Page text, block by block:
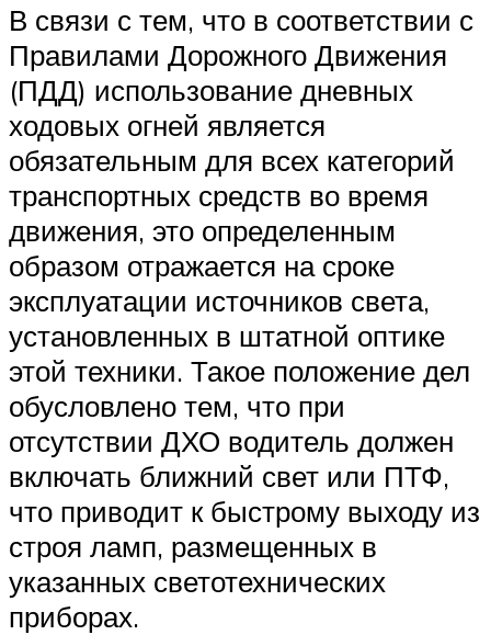
В связи с тем, что в соответствии с
Правилами Дорожного Движения
(ПДД) использование дневных
ходовых огней является
обязательным для всех категорий
транспортных средств во время
движения, это определенным
образом отражается на сроке
эксплуатации источников света,
установленных в штатной оптике
этой техники. Такое положение дел
обусловлено тем, что при
отсутствии ДХО водитель должен
включать ближний свет или ПТФ,
что приводит к быстрому выходу из
строя ламп, размещенных в
указанных светотехнических
приборах.